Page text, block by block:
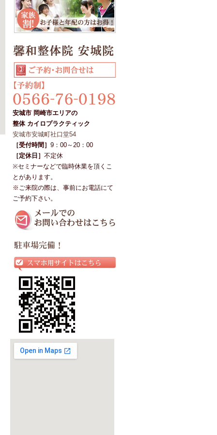
安城市 岡崎市エリアの
整体 カイロプラクティック
安城市安城町社口堂54
［受付時間］ 9：00～20：00
［定休日］ 不定休
※セミナーなどで臨時休業を頂くこ
とがあります。
※ご来院の際は、事前にお電話にて
ご予約下さい。